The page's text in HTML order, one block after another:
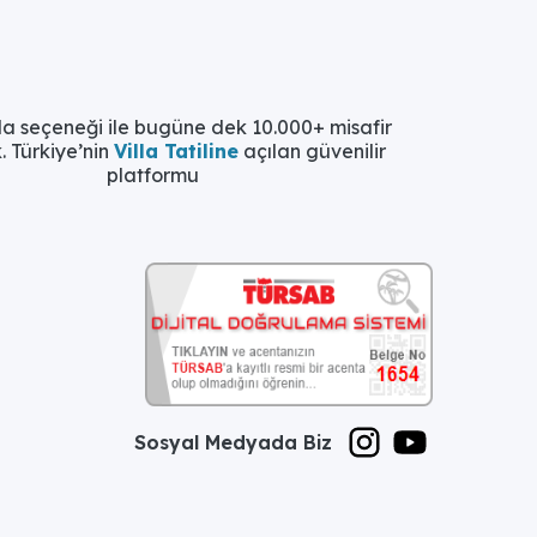
seçeneği ile bugüne dek 10.000+ misafir
Türkiye’nin Villa Tatiline açılan güvenilir
platformu
Sosyal Medyada Biz